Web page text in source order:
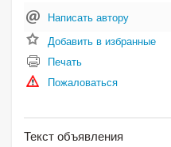
Написать автору
Добавить в избранные
Печать
Пожаловаться
Текст объявления